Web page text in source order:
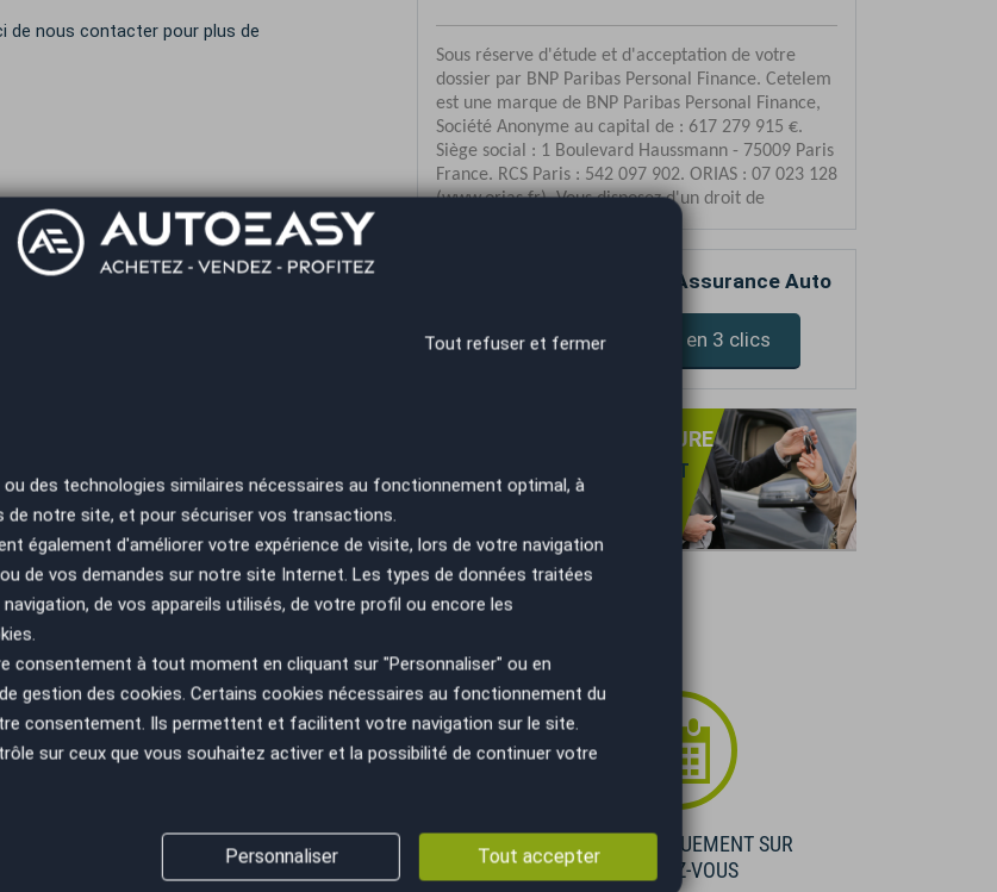
de nous contacter pour plus de
Comparez votre devis d’Assurance Auto
Devis assurance en 3 clics
REPRISE DE VOTRE VOITURE
SANS OBLIGATION D'ACHAT
ESTIMATION GRATUITE
GESTION ADMINISTRATIVE
(cession, carte grise, non gage,...)
VISIBLE UNIQUEMENT SUR
RENDEZ-VOUS
Tout refuser et fermer
des technologies similaires nécessaires au fonctionnement optimal, à
de notre site, et pour sécuriser vos transactions.
également d'améliorer votre expérience de visite, lors de votre navigation
de vos demandes sur notre site Internet. Les types de données traitées
de vos appareils utilisés, de votre profil ou encore les
consentement à tout moment en cliquant sur "Personnaliser" ou en
gestion des cookies. Certains cookies nécessaires au fonctionnement du
consentement. Ils permettent et facilitent votre navigation sur le site.
sur ceux que vous souhaitez activer et la possibilité de continuer votre
Tout accepter
Personnaliser